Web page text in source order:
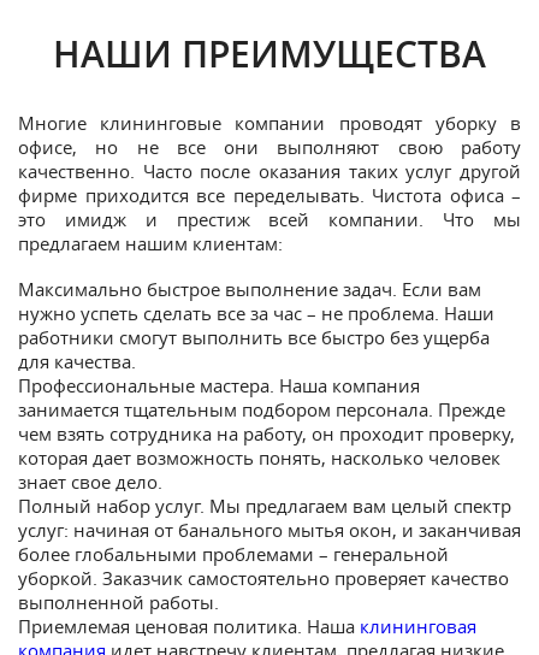
НАШИ ПРЕИМУЩЕСТВА
Многие клининговые компании проводят уборку в
офисе, но не все они выполняют свою работу
качественно. Часто после оказания таких услуг другой
фирме приходится все переделывать. Чистота офиса –
это имидж и престиж всей компании. Что мы
предлагаем нашим клиентам:
Максимально быстрое выполнение задач. Если вам
нужно успеть сделать все за час – не проблема. Наши
работники смогут выполнить все быстро без ущерба
для качества.
Профессиональные мастера. Наша компания
занимается тщательным подбором персонала. Прежде
чем взять сотрудника на работу, он проходит проверку,
которая дает возможность понять, насколько человек
знает свое дело.
Полный набор услуг. Мы предлагаем вам целый спектр
услуг: начиная от банального мытья окон, и заканчивая
более глобальными проблемами – генеральной
уборкой. Заказчик самостоятельно проверяет качество
выполненной работы.
Приемлемая ценовая политика. Наша клининговая
компания идет навстречу клиентам, предлагая низкие